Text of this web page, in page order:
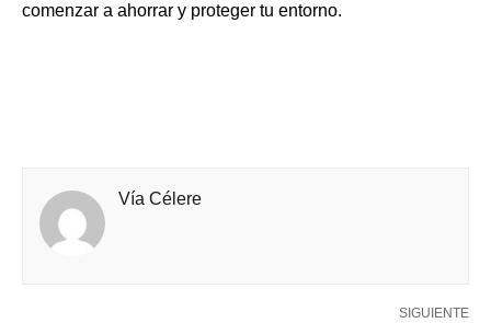
comenzar a ahorrar y proteger tu entorno.
Vía Célere
SIGUIENTE